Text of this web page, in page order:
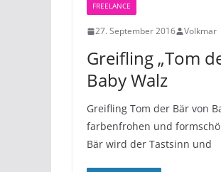
FREELANCE
27. September 2016 Volkmar
Greifling „Tom
Baby Walz
Greifling Tom der Bär von
farbenfrohen und
Bär wird der Tastsinn und